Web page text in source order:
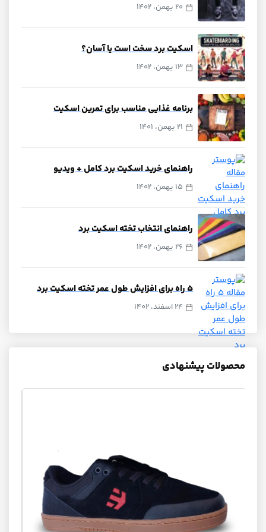
20 بهمن، 1402
اسکیت برد سخت است یا آسان؟
13 بهمن، 1402
برنامه غذایی مناسب برای تمرین اسکیت
21 بهمن، 1401
راهنمای خرید اسکیت برد کامل + ویدیو
15 بهمن، 1402
راهنمای انتخاب تخته اسکیت برد
26 بهمن، 1402
۵ راه برای افزایش طول عمر تخته اسکیت برد
24 اسفند، 1402
محصولات پیشنهادی